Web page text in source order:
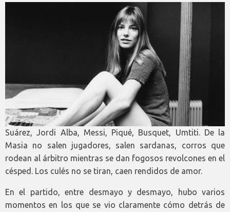
Suárez, Jordi Alba, Messi, Piqué, Busquet, Umtiti. De la
Masia no salen jugadores, salen sardanas, corros que
rodean al árbitro mientras se dan fogosos revolcones en el
césped. Los culés no se tiran, caen rendidos de amor.
En el partido, entre desmayo y desmayo, hubo varios
momentos en los que se vio claramente cómo detrás de